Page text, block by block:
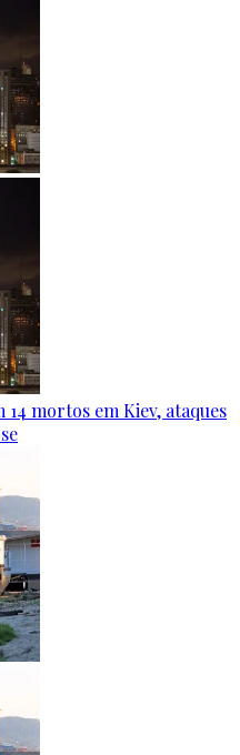
14 mortos em Kiev, ataques